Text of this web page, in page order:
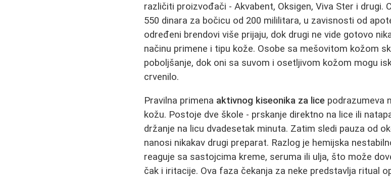
različiti proizvođači - Akvabent, Oksigen, Viva Ster i drugi.
550 dinara za bočicu od 200 mililitara, u zavisnosti od
određeni brendovi više prijaju, dok drugi ne vide gotovo
načinu primene i tipu kože. Osobe sa mešovitom kožom
poboljšanje, dok oni sa suvom i osetljivom kožom mogu
crvenilo.
Pravilna primena aktivnog kiseonika za lice podrazumeva
kožu. Postoje dve škole - prskanje direktno na lice ili
držanje na licu dvadesetak minuta. Zatim sledi pauza od
nanosi nikakav drugi preparat. Razlog je hemijska
reaguje sa sastojcima kreme, seruma ili ulja, što može
čak i iritacije. Ova faza čekanja za neke predstavlja ritual